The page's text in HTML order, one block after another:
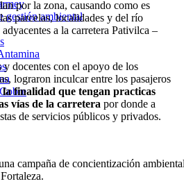
gestión ambiental
por la zona, causando como es
parcelas, localidades y del río
a la carretera Pativilca –
docentes con el apoyo de los
lograron inculcar entre los pasajeros
finalidad que tengan practicas
vías de la carretera por donde a
de servicios públicos y privados.
campaña de concientización